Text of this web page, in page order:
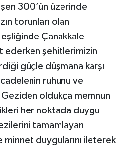
300’ün üzerinde
torunları olan
Çanakkale
ederken şehitlerimizin
güçle düşmana karşı
ruhunu ve
Geziden oldukça memnun
her noktada duygu
tamamlayan
duygularını ileterek